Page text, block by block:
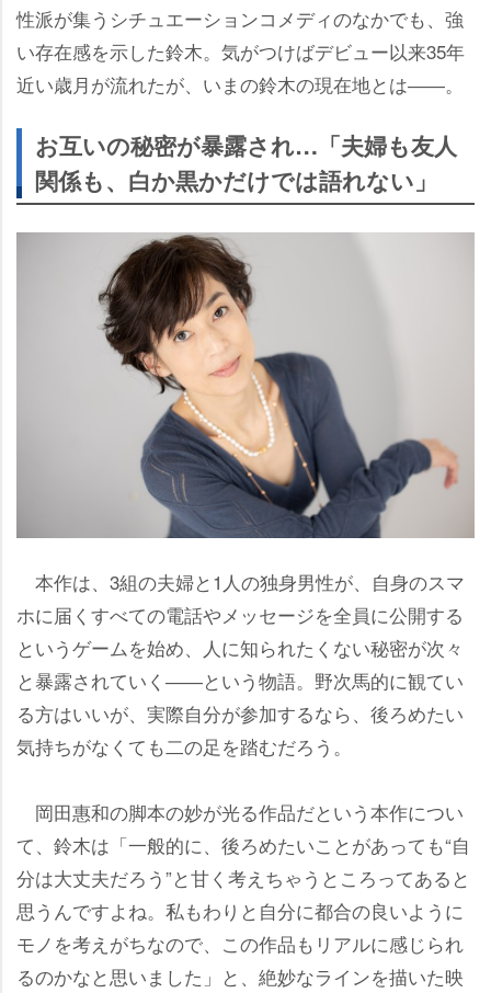
性派が集うシチュエーションコメディのなかでも、強
い存在感を示した鈴木。気がつけばデビュー以来35年
近い歳月が流れたが、いまの鈴木の現在地とは――。
お互いの秘密が暴露され…「夫婦も友人
関係も、白か黒かだけでは語れない」
本作は、3組の夫婦と1人の独身男性が、自身のスマ
ホに届くすべての電話やメッセージを全員に公開する
というゲームを始め、人に知られたくない秘密が次々
と暴露されていく――という物語。野次馬的に観てい
る方はいいが、実際自分が参加するなら、後ろめたい
気持ちがなくても二の足を踏むだろう。
岡田惠和の脚本の妙が光る作品だという本作につい
て、鈴木は「一般的に、後ろめたいことがあっても“自
分は大丈夫だろう”と甘く考えちゃうところってあると
思うんですよね。私もわりと自分に都合の良いように
モノを考えがちなので、この作品もリアルに感じられ
るのかなと思いました」と、絶妙なラインを描いた映